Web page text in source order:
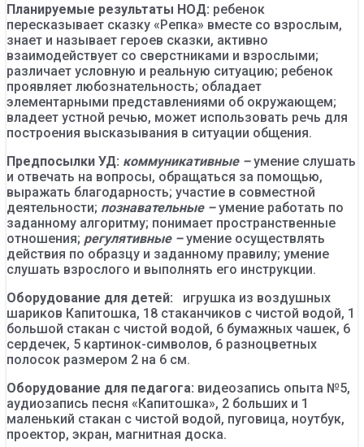
Планируемые результаты НОД: ребенок
пересказывает сказку «Репка» вместе со взрослым,
знает и называет героев сказки, активно
взаимодействует со сверстниками и взрослыми;
различает условную и реальную ситуацию; ребенок
проявляет любознательность; обладает
элементарными представлениями об окружающем;
владеет устной речью, может использовать речь для
построения высказывания в ситуации общения.
Предпосылки УД: коммуникативные –умение слушать
и отвечать на вопросы, обращаться за помощью,
выражать благодарность; участие в совместной
деятельности; познавательные –умение работать по
заданному алгоритму; понимает пространственные
отношения; регулятивные –умение осуществлять
действия по образцу и заданному правилу; умение
слушать взрослого и выполнять его инструкции.
Оборудование для детей: игрушка из воздушных
шариков Капитошка, 18 стаканчиков с чистой водой, 1
большой стакан с чистой водой, 6 бумажных чашек, 6
сердечек, 5 картинок-символов, 6 разноцветных
полосок размером 2 на 6 см.
Оборудование для педагога: видеозапись опыта №5,
аудиозапись песня «Капитошка», 2 больших и 1
маленький стакан с чистой водой, пуговица, ноутбук,
проектор, экран, магнитная доска.